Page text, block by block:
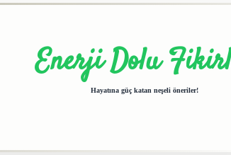
Enerji Dolu
Hayatına güç katan neşeli öneriler!